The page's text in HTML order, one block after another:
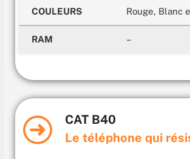
COULEURS Rouge, Blanc
RAM –
CAT B40
Le téléphone qui